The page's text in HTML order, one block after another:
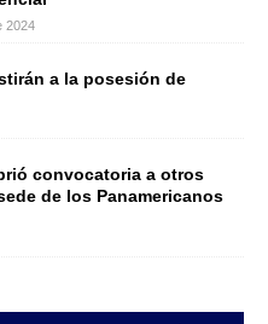
2024
a la posesión de
convocatoria a otros
de los Panamericanos